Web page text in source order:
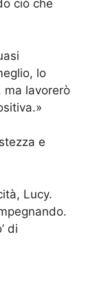
ciò che
lo
ma lavorerò
e
Lucy.
di